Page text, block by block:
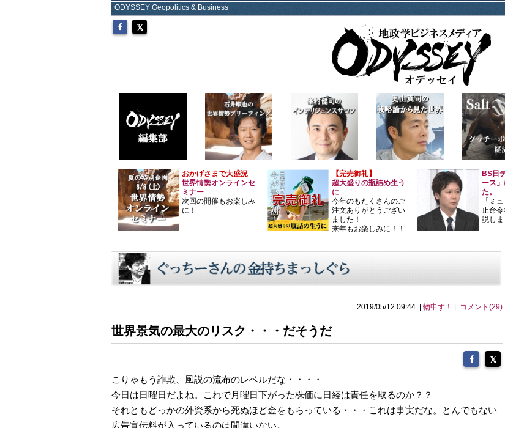
ODYSSEY Geopolitics & Business
おかげさまで大盛況
世界情勢オンラインセ
ミナー
次回の開催もお楽しみ
に！
【完売御礼】
超大盛りの瓶詰め生う
に
今年のもたくさんのご
注文ありがとうござい
ました！
来年もお楽しみに！！
BS日
ース
た。
「ミ
止命
説しま
2019/05/12 09:44 | 物申す！ コメント(29)
世界景気の最大のリスク・・・だそうだ
こりゃもう詐欺、風説の流布のレベルだな・・・・
今日は日曜日だよね。これで月曜日下がった株価に日経は責任を取るのか？？
それともどっかの外資系から死ぬほど金をもらっている・・・これは事実だな。とんでもない
広告宣伝料が入っているのは間違いない。